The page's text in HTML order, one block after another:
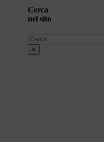
Cerca
nel sito
Cerca
×